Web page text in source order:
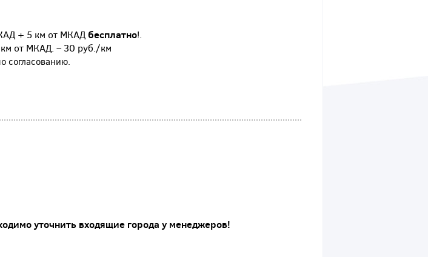
+ 5 км от МКАД бесплатно!.
от МКАД. – 30 руб./км
согласованию.
уточнить входящие города у менеджеров!